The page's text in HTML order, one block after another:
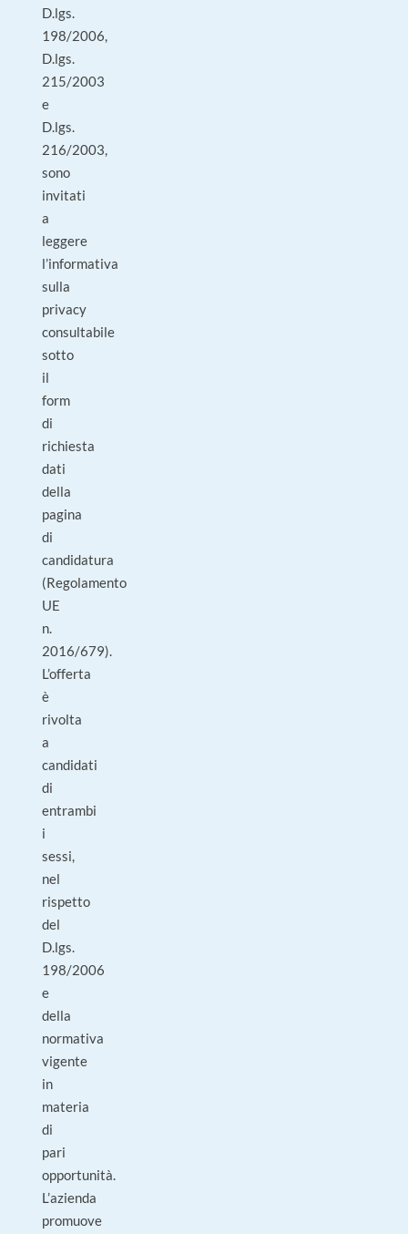
D.lgs.
198/2006,
D.lgs.
215/2003
e
D.lgs.
216/2003,
sono
invitati
a
leggere
l’informativa
sulla
privacy
consultabile
sotto
il
form
di
richiesta
dati
della
pagina
di
candidatura
(Regolamento
UE
n.
2016/679).
L’offerta
è
rivolta
a
candidati
di
entrambi
i
sessi,
nel
rispetto
del
D.lgs.
198/2006
e
della
normativa
vigente
in
materia
di
pari
opportunità.
L’azienda
promuove